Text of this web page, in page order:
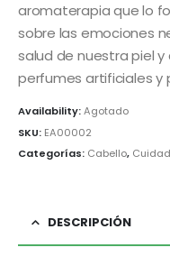
aromaterapia que lo
sobre las emociones
salud de nuestra piel y
perfumes artificiales y
Availability:Agotado
SKU: EA00002
Categorías: Cabello,
DESCRIPCIÓN